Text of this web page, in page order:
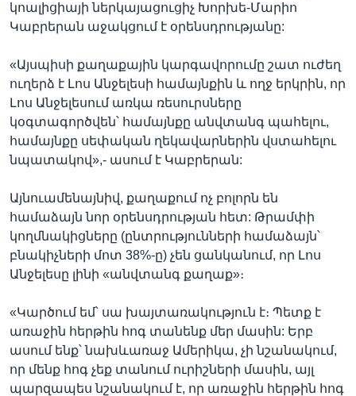
կոալիցիայի ներկայացուցիչ Խորխե-Մարիո
Կաբրերան աջակցում է օրենսդրությանը:
«Այսպիսի քաղաքային կարգավորումը շատ ուժեղ
ուղերձ է Լոս Անջելեսի համայնքին և ողջ երկրին, որ
Լոս Անջելեսում առկա ռեսուրսները
կօգտագործվեն՝ համայնքը անվտանգ պահելու,
համայնքը սեփական ղեկավարներին վստահելու
նպատակով»,- ասում է Կաբրերան:
Այնուամենայնիվ, քաղաքում ոչ բոլորն են
համաձայն նոր օրենսդրության հետ: Թրամփի
կողմնակիցները (ընտրությունների համաձայն՝
բնակիչների մոտ 38%-ը) չեն ցանկանում, որ Լոս
Անջելեսը լինի «անվտանգ քաղաք»։
«Կարծում եմ՝ սա խայտառակություն է։ Պետք է
առաջին հերթին հոգ տանենք մեր մասին: Երբ
ասում ենք՝ նախևառաջ Ամերիկա, չի նշանակում,
որ մենք հոգ չեք տանում ուրիշների մասին, այլ
պարզապես նշանակում է, որ առաջին հերթին հոգ